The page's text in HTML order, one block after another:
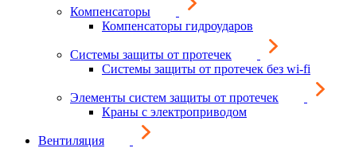
Компенсаторы
Компенсаторы гидроударов
Системы защиты от протечек
Системы защиты от протечек без wi-fi
Элементы систем защиты от протечек
Краны с электроприводом
Вентиляция